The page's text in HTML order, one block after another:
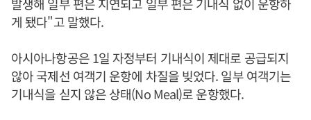
발생해 일부 편은 지연되고 일부 편은 기내식 없이 운항하
게 됐다"고 말했다.
아시아나항공은 1일 자정부터 기내식이 제대로 공급되지
않아 국제선 여객기 운항에 차질을 빚었다. 일부 여객기는
기내식을 싣지 않은 상태(No Meal)로 운항했다.